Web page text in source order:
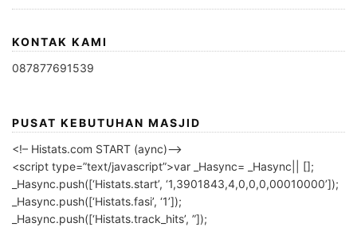
KONTAK KAMI
087877691539
PUSAT KEBUTUHAN MASJID
<!– Histats.com START (aync)–>
<script type=”text/javascript”>var _Hasync= _Hasync|| [];
_Hasync.push([‘Histats.start’, ‘1,3901843,4,0,0,0,00010000’]);
_Hasync.push([‘Histats.fasi’, ‘1’]);
_Hasync.push([‘Histats.track_hits’, ”]);